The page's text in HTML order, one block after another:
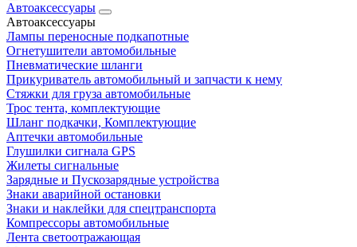
Автоаксессуары
Автоаксессуары
Лампы переносные подкапотные
Огнетушители автомобильные
Пневматические шланги
Прикуриватель автомобильный и запчасти к нему
Стяжки для груза автомобильные
Трос тента, комплектующие
Шланг подкачки, Комплектующие
Аптечки автомобильные
Глушилки сигнала GPS
Жилеты сигнальные
Зарядные и Пускозарядные устройства
Знаки аварийной остановки
Знаки и наклейки для спецтранспорта
Компрессоры автомобильные
Лента светоотражающая